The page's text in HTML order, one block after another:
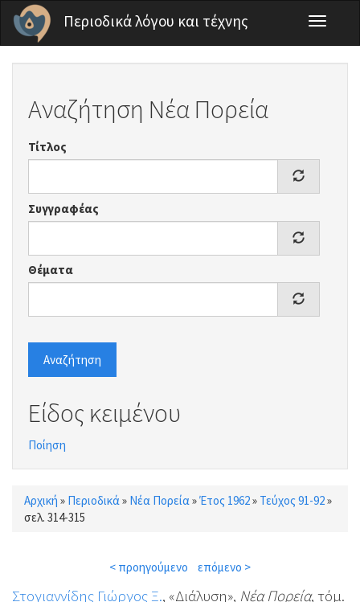
Παράκαμψη προς το κυρίως περιεχόμενο
Περιοδικά λόγου και τέχνης
Toggle
Αναζήτηση Νέα Πορεία
Τίτλος
Συγγραφέας
Θέματα
Αναζήτηση
Είδος κειμένου
Ποίηση
Είστε εδώ
Αρχική » Περιοδικά » Νέα Πορεία »Έτος 1962» Τεύχος 91-92»
σελ. 314-315
< προηγούμενο επόμενο >
Στογιαννίδης Γιώργος Ξ., «Διάλυση», Νέα Πορεία, τόμ.